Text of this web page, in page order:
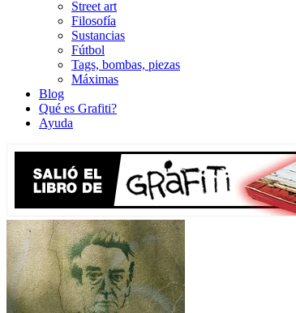
Street art
Filosofía
Sustancias
Fútbol
Tags, bombas, piezas
Máximas
Blog
Qué es Grafiti?
Ayuda